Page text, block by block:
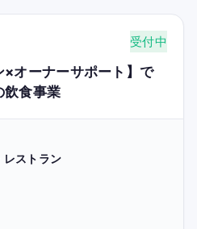
受付中
×オーナーサポート】で
飲食事業
レストラン